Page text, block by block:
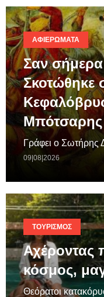
ΑΦΙΕΡΏΜΑΤΑ
Σαν
Σκοτώθηκε
Μπότσαρης
Γράφει ο Σωτήρης
09|08|2026
ΤΟΥΡΙΣΜΌΣ
Αχέροντας
κόσμος,
Θεόρατοι